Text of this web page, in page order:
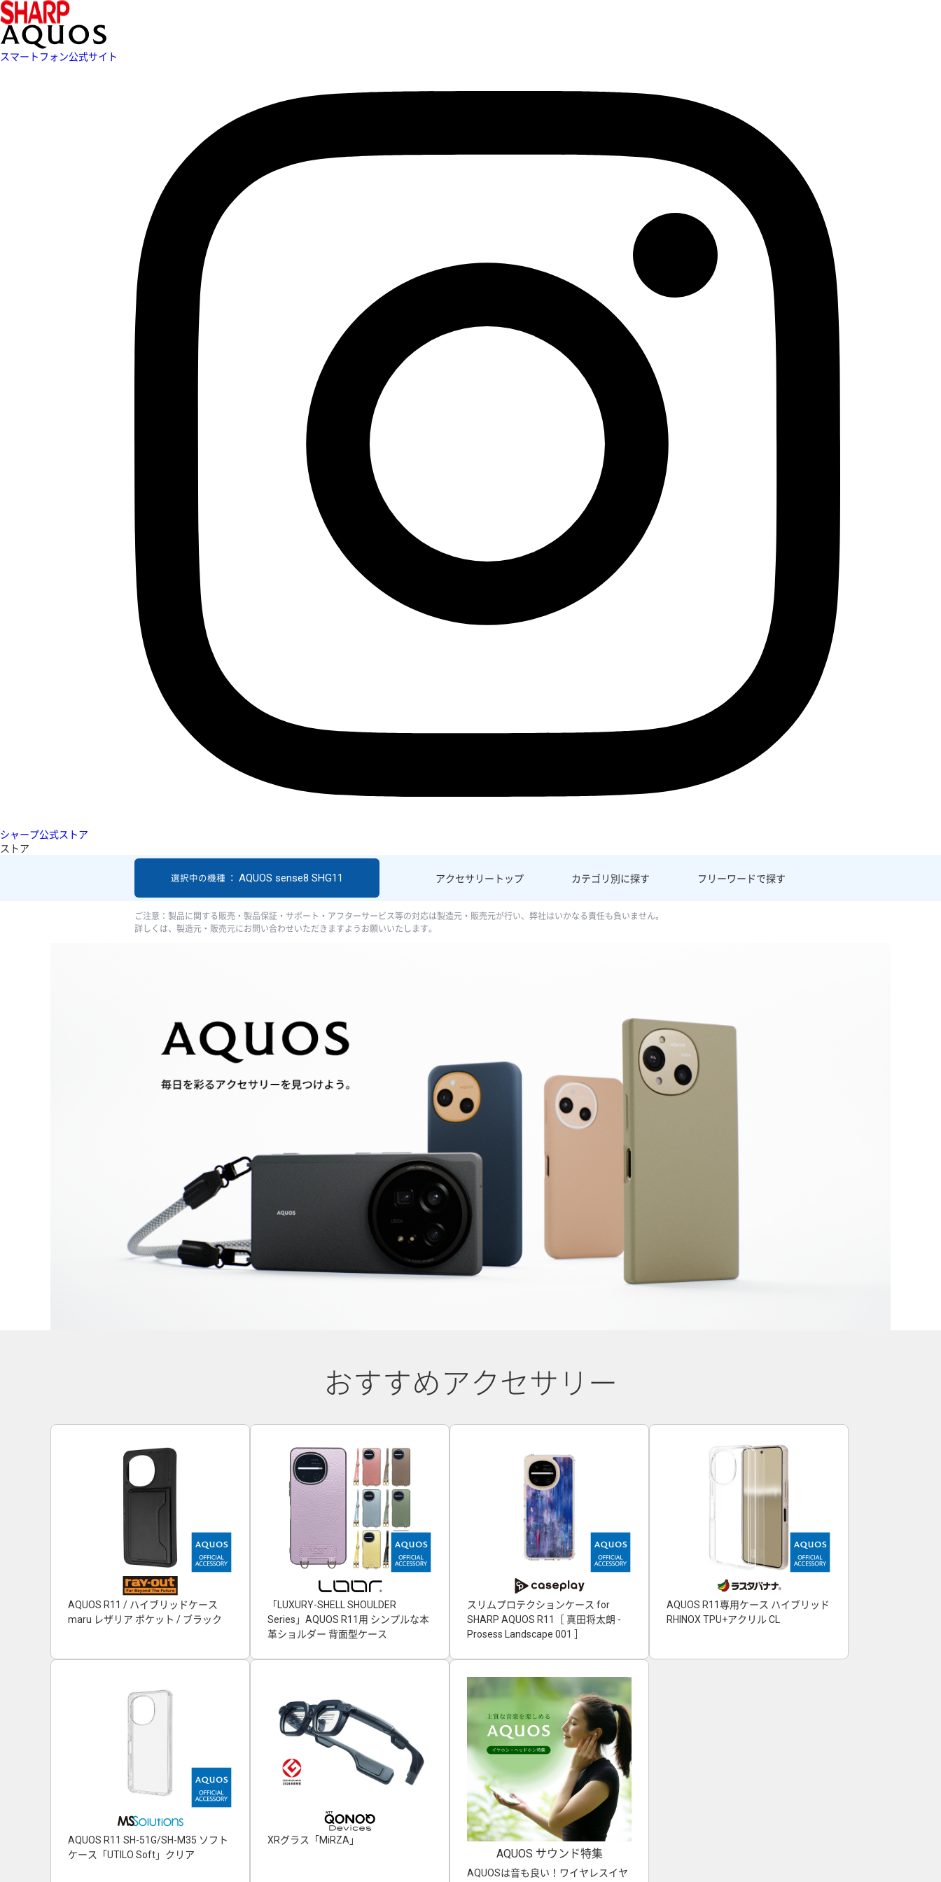
スマートフォン公式サイト
シャープ公式ストア
ストア
アクセサリー トップ カテゴリ別に探す フリーワードで探す
選択中の機種 ： AQUOS sense8 SHG11
ご注意：製品に関する販売・製品保証・サポート・アフターサービス等の対応は製造元・販売元が行い、弊社はいかなる責任も負いません。
詳しくは、製造元・販売元にお問い合わせいただきますようお願いいたします。
おすすめアクセサリー
AQUOS R11 / ハイブリッドケース
maru レザリア ポケット / ブラック
「LUXURY-SHELL SHOULDER
Series」AQUOS R11用 シンプルな本
革ショルダー 背面型ケース
スリムプロテクションケース for
SHARP AQUOS R11［ 真田将太朗 -
Prosess Landscape 001 ］
AQUOS R11専用ケース ハイブリッド
RHINOX TPU+アクリル CL
AQUOS R11 SH-51G/SH-M35 ソフト
ケース「UTILO Soft」クリア
XRグラス「MiRZA」
AQUOS サウンド特集
AQUOSは音も良い！ワイヤレスイヤ